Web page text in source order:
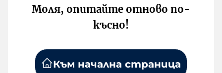
Моля, опитайте отново по-
късно!
Към начална страница